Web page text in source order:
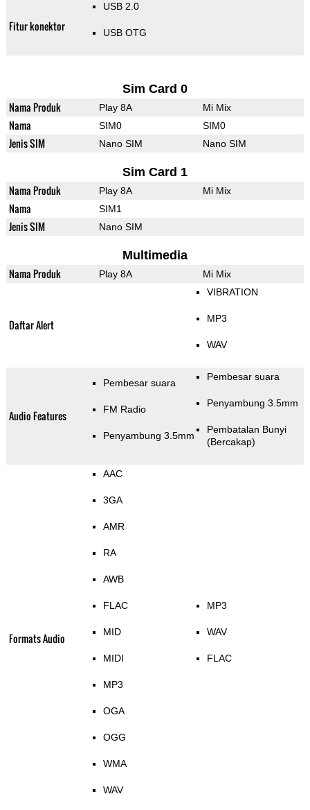
Fitur konektor
USB 2.0
USB OTG
Sim Card 0
Nama Produk Play 8A Mi Mix
Nama SIM0 SIM0
Jenis SIM Nano SIM Nano SIM
Sim Card 1
Nama Produk Play 8A Mi Mix
Nama SIM1
Jenis SIM Nano SIM
Multimedia
Nama Produk Play 8A Mi Mix
Daftar Alert
VIBRATION
MP3
WAV
Audio Features
Pembesar suara
FM Radio
Penyambung 3.5mm
Pembesar suara
Penyambung 3.5mm
Pembatalan Bunyi
(Bercakap)
Formats Audio
AAC
3GA
AMR
RA
AWB
FLAC
MID
MIDI
MP3
OGA
OGG
WMA
WAV
MP3
WAV
FLAC